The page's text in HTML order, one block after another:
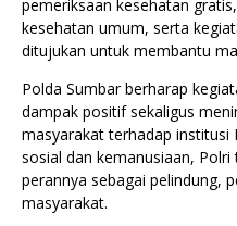
pemeriksaan kesehatan
kesehatan umum, serta
ditujukan untuk membantu
Polda Sumbar berharap
dampak positif sekaligus
masyarakat terhadap institusi
sosial dan kemanusiaan,
perannya sebagai pelindung,
masyarakat.